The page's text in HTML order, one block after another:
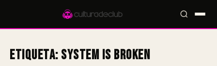
Etiqueta: System Is Broken